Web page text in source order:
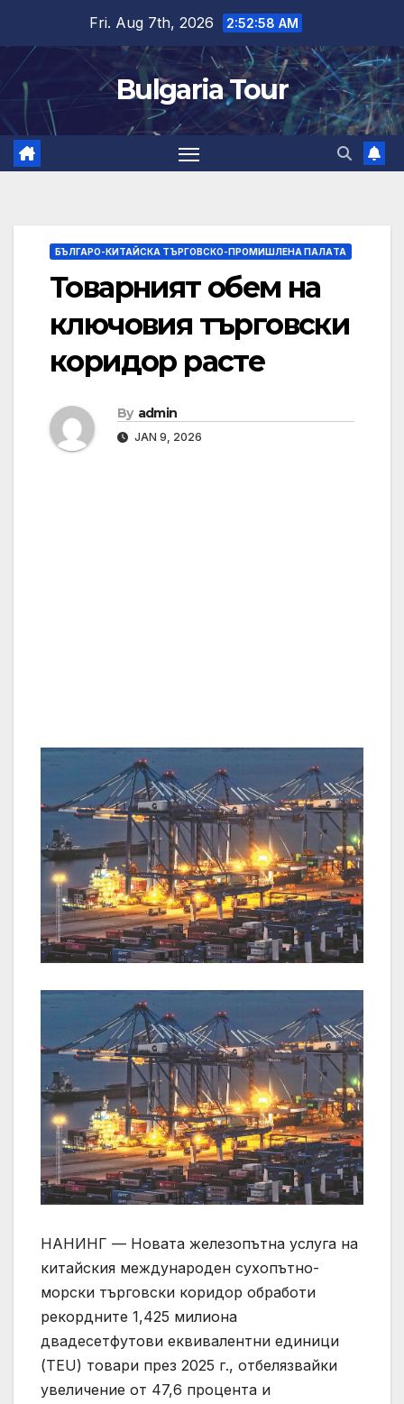
content
Fri. Aug 7th, 2026 2:52:59 AM
Bulgaria Tour
БЪЛГАРО-КИТАЙСКА ТЪРГОВСКО-ПРОМИШЛЕНА ПАЛAТА
Товарният обем на
ключовия търговски
коридор расте
By admin
JAN 9, 2026
НАНИНГ — Новата железопътна услуга на
китайския международен сухопътно-
морски търговски коридор обработи
рекордните 1,425 милиона
двадесетфутови еквивалентни единици
(TEU) товари през 2025 г., отбелязвайки
увеличение от 47,6 процента и